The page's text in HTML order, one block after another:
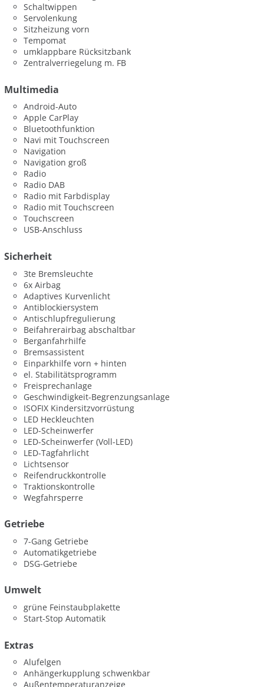
Schaltwippen
Servolenkung
Sitzheizung vorn
Tempomat
umklappbare Rücksitzbank
Zentralverriegelung m. FB
Multimedia
Android-Auto
Apple CarPlay
Bluetoothfunktion
Navi mit Touchscreen
Navigation
Navigation groß
Radio
Radio DAB
Radio mit Farbdisplay
Radio mit Touchscreen
Touchscreen
USB-Anschluss
Sicherheit
3te Bremsleuchte
6x Airbag
Adaptives Kurvenlicht
Antiblockiersystem
Antischlupfregulierung
Beifahrerairbag abschaltbar
Berganfahrhilfe
Bremsassistent
Einparkhilfe vorn + hinten
el. Stabilitätsprogramm
Freisprechanlage
Geschwindigkeit-Begrenzungsanlage
ISOFIX Kindersitzvorrüstung
LED Heckleuchten
LED-Scheinwerfer
LED-Scheinwerfer (Voll-LED)
LED-Tagfahrlicht
Lichtsensor
Reifendruckkontrolle
Traktionskontrolle
Wegfahrsperre
Getriebe
7-Gang Getriebe
Automatikgetriebe
DSG-Getriebe
Umwelt
grüne Feinstaubplakette
Start-Stop Automatik
Extras
Alufelgen
Anhängerkupplung schwenkbar
Außentemperaturanzeige